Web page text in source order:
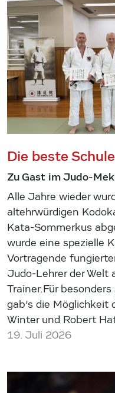
Die beste
Zu Gast im Judo-
Alle Jahre wieder
altehrwürdigen
Kata-Sommerkus
wurde eine spezielle
Vortragende
Judo-Lehrer der Welt
Trainer.Für
gab’s die Möglichkeit
Winter und Robert
19. Juli 2026